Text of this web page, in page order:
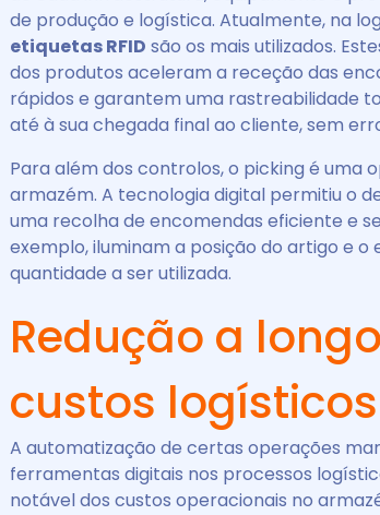
de produção e logística. Atualmente, na
etiquetas RFID são os mais utilizados.
dos produtos aceleram a receção das
rápidos e garantem uma rastreabilidade
até à sua chegada final ao cliente, sem
Para além dos controlos, o picking é uma
armazém. A tecnologia digital permitiu o
uma recolha de encomendas eficiente e
exemplo, iluminam a posição do artigo e
quantidade a ser utilizada.
Redução a
custos logísticos
A automatização de certas operações
ferramentas digitais nos processos
notável dos custos operacionais no